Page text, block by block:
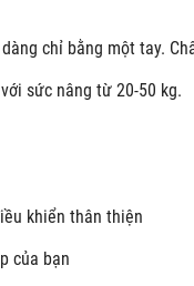
chỉ bằng một tay.
sức nâng từ 20-50 kg.
khiển thân thiện
của bạn